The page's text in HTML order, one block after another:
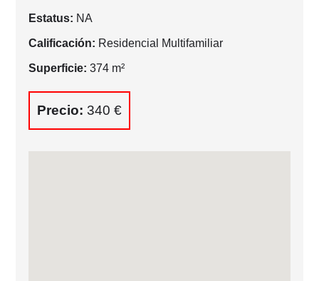
Estatus: NA
Calificación: Residencial Multifamiliar
Superficie: 374 m²
Precio: 340 €